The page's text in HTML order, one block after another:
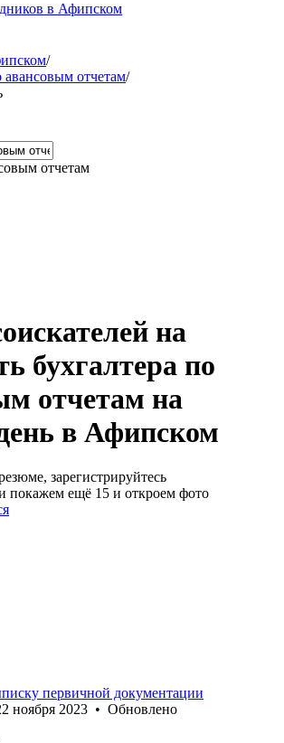
в Афипском
/
авансовым отчетам/
отчетам
на
бухгалтера по
отчетам на
в Афипском
зарегистрируйтесь
покажем ещё 15 и откроем фото
первичной документации
ноября 2023 • Обновлено